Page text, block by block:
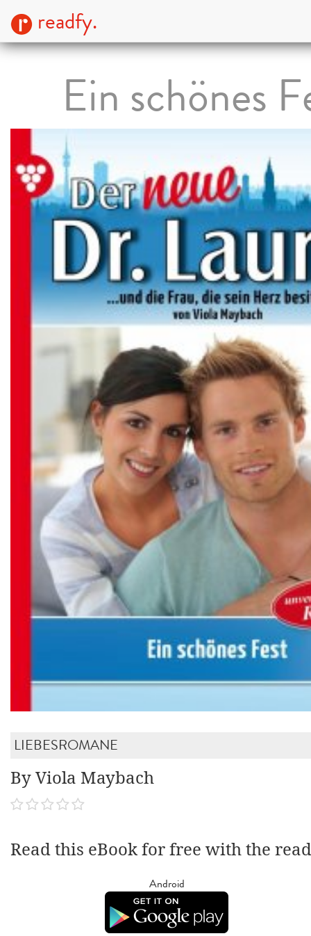
readfy.
Ein schönes
LIEBESROMANE
By Viola Maybach
Read this eBook for free with the
Android